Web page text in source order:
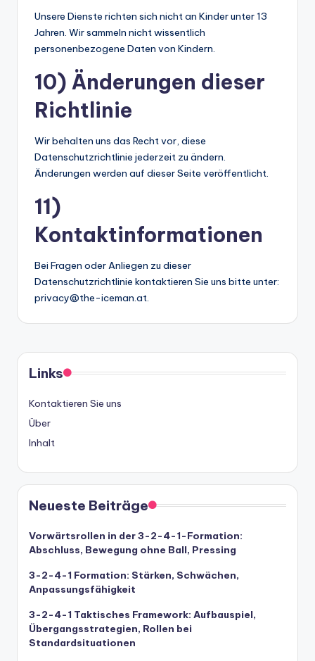
Unsere Dienste richten sich nicht an Kinder unter 13
Jahren. Wir sammeln nicht wissentlich
personenbezogene Daten von Kindern.
10) Änderungen dieser
Richtlinie
Wir behalten uns das Recht vor, diese
Datenschutzrichtlinie jederzeit zu ändern.
Änderungen werden auf dieser Seite veröffentlicht.
11)
Kontaktinformationen
Bei Fragen oder Anliegen zu dieser
Datenschutzrichtlinie kontaktieren Sie uns bitte unter:
privacy@the-iceman.at.
Links
Kontaktieren Sie uns
Über
Inhalt
Neueste Beiträge
Vorwärtsrollen in der 3-2-4-1-Formation:
Abschluss, Bewegung ohne Ball, Pressing
3-2-4-1 Formation: Stärken, Schwächen,
Anpassungsfähigkeit
3-2-4-1 Taktisches Framework: Aufbauspiel,
Übergangsstrategien, Rollen bei
Standardsituationen